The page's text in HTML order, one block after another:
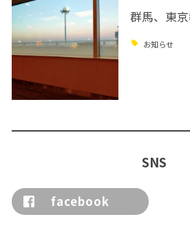
群馬、東
お知らせ
SNS
facebook